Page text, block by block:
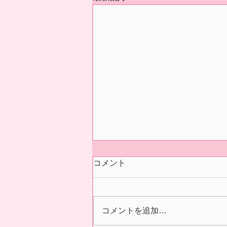
今シーズンの営業 終了いた
いちご園の営業を終了いたしま
コメント
コメントを追加…